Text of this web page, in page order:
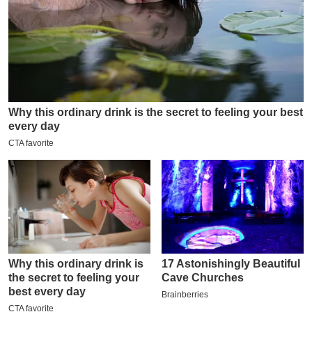
ल
क्रि
के
ट
P
L
2
0
2
6
क्रा
इ
म
ई
-
पे